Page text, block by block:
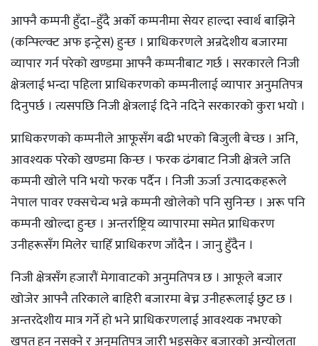
आफ्नै कम्पनी हुँदा–हुँदै अर्को कम्पनीमा सेयर हाल्दा स्वार्थ बाझिने
(कन्फ्ल्क्टि अफ इन्ट्रेस) हुन्छ । प्राधिकरणले अन्रदेशीय बजारमा
व्यापार गर्न परेको खण्डमा आफ्नै कम्पनीबाट गर्छ । सरकारले निजी
क्षेत्रलाई भन्दा पहिला प्राधिकरणको कम्पनीलाई व्यापार अनुमतिपत्र
दिनुपर्छ । त्यसपछि निजी क्षेत्रलाई दिने नदिने सरकारको कुरा भयो ।
प्राधिकरणको कम्पनीले आफूसँग बढी भएको बिजुली बेच्छ । अनि,
आवश्यक परेको खण्डमा किन्छ । फरक ढंगबाट निजी क्षेत्रले जति
कम्पनी खोले पनि भयो फरक पर्दैन । निजी ऊर्जा उत्पादकहरूले
नेपाल पावर एक्सचेन्च भन्ने कम्पनी खोलेको पनि सुनिन्छ । अरू पनि
कम्पनी खोल्दा हुन्छ । अन्तर्राष्ट्रिय व्यापारमा समेत प्राधिकरण
उनीहरूसँग मिलेर चाहिँ प्राधिकरण जाँदैन । जानु हुँदैन ।
निजी क्षेत्रसँग हजारौं मेगावाटको अनुमतिपत्र छ । आफूले बजार
खोजेर आफ्नै तरिकाले बाहिरी बजारमा बेच्न उनीहरूलाई छुट छ ।
अन्तरदेशीय मात्र गर्ने हो भने प्राधिकरणलाई आवश्यक नभएको
खपत हुन नसक्ने र अनुमतिपत्र जारी भइसकेर बजारको अन्योलता